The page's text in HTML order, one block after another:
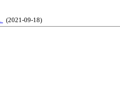
(2021-09-18)